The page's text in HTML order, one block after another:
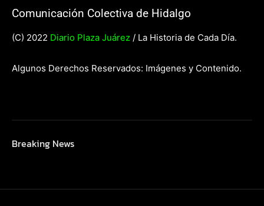
Comunicación Colectiva de Hidalgo
(C) 2022 Diario Plaza Juárez / La Historia de Cada Día.
Algunos Derechos Reservados: Imágenes y Contenido.
Breaking News